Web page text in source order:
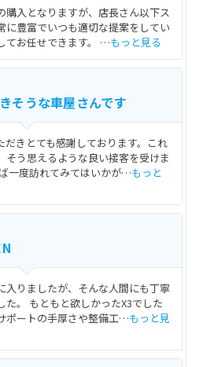
購入となりますが、店長さん以下ス
に豊富でいつも適切な提案をしてい
てお任せできます。 …もっと見る
そうな車屋さんです
だきとても感謝しております。これ
そう思えるような良い接客を受けま
一度訪れてみてはいかが…もっと
入りましたが、そんな人間にも丁寧
た。 もともと欲しかったX3でした
ポートの手厚さや整備工…もっと見